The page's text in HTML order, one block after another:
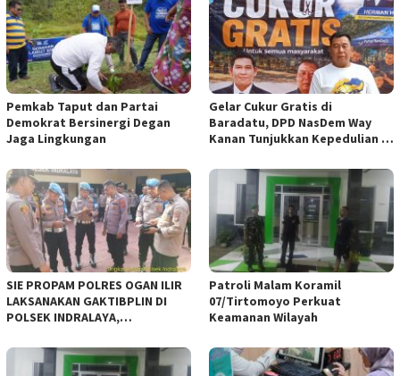
Pemkab Taput dan Partai
Demokrat Bersinergi Degan
Jaga Lingkungan
Gelar Cukur Gratis di
Baradatu, DPD NasDem Way
Kanan Tunjukkan Kepedulian di
SIE PROPAM POLRES OGAN ILIR
LAKSANAKAN GAKTIBPLIN DI
POLSEK INDRALAYA,
PERSONEL POLRI*
Patroli Malam Koramil
07/Tirtomoyo Perkuat
Keamanan Wilayah